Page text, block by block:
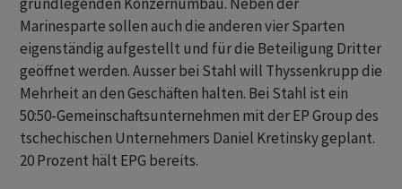
grundlegenden Konzernumbau. Neben der
Marinesparte sollen auch die anderen vier Sparten
eigenständig aufgestellt und für die Beteiligung Dritter
geöffnet werden. Ausser bei Stahl will Thyssenkrupp die
Mehrheit an den Geschäften halten. Bei Stahl ist ein
50:50-Gemeinschaftsunternehmen mit der EP Group des
tschechischen Unternehmers Daniel Kretinsky geplant.
20 Prozent hält EPG bereits.